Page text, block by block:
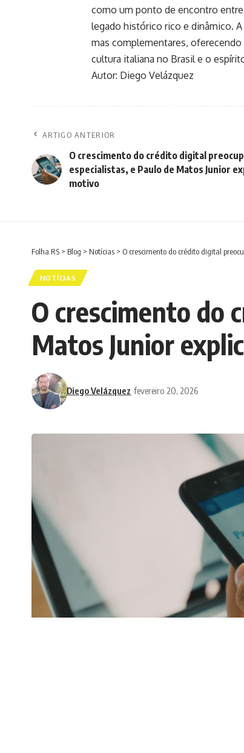
como um ponto de encontro
legado histórico rico e dinâmico.
mas complementares,
cultura italiana no Brasil e o
Autor: Diego Velázquez
ARTIGO ANTERIOR
O crescimento do crédito digital
especialistas, e Paulo de Matos Junior
motivo
Folha RS > Blog > Notícias > O crescimento do crédito digital
NOTÍCIAS
O crescimento do
Matos Junior
Diego Velázquez fevereiro 20, 2026